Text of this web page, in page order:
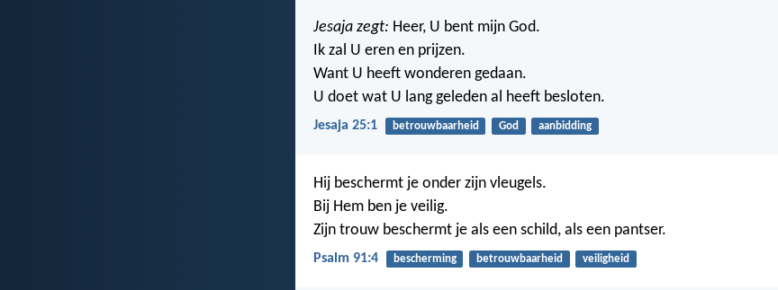
Jesaja zegt: Heer, U bent mijn God.
Ik zal U eren en prijzen.
Want U heeft wonderen gedaan.
U doet wat U lang geleden al heeft besloten.
Jesaja 25:1 betrouwbaarheid God aanbidding
Hij beschermt je onder zijn vleugels.
Bij Hem ben je veilig.
Zijn trouw beschermt je als een schild, als een pantser.
Psalm 91:4 bescherming betrouwbaarheid veiligheid